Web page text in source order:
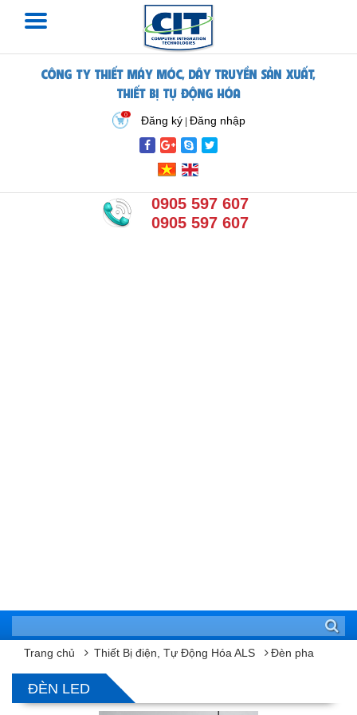
CÔNG TY THIẾT MÁY MÓC, DÂY TRUYỀN SẢN XUẤT,
THIẾT BỊ TỰ ĐỘNG HÓA
0 Đăng ký| Đăng nhập
0905 597 607
0905 597 607
Trang chủ Thiết Bị điện, Tự Động Hóa ALS Đèn pha
ĐÈN LED